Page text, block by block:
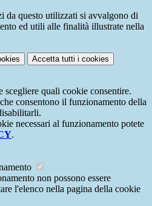
da questo utilizzati si avvalgono di
ed utili alle finalità illustrate nella
Accetta tutti i cookies
scegliere quali cookie consentire.
consentono il funzionamento della
necessari al funzionamento potete
.
non possono essere
l'elenco nella pagina della cookie